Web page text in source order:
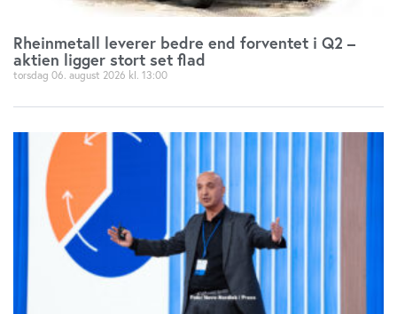
Rheinmetall leverer bedre end forventet i Q2 –
aktien ligger stort set flad
torsdag 06. august 2026 13:00